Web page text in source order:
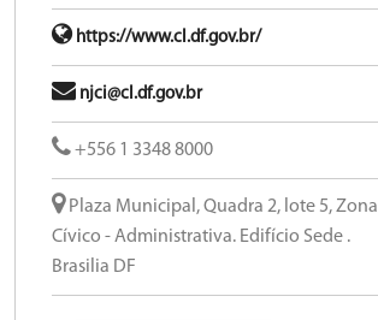
https://www.cl.df.gov.br/
njci@cl.df.gov.br
+556 1 3348 8000
Plaza Municipal, Quadra 2, lote 5, Zona
Cívico - Administrativa. Edifício Sede .
Brasilia DF